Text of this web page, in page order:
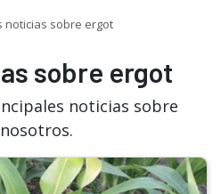
noticias sobre ergot
sobre ergot
noticias sobre